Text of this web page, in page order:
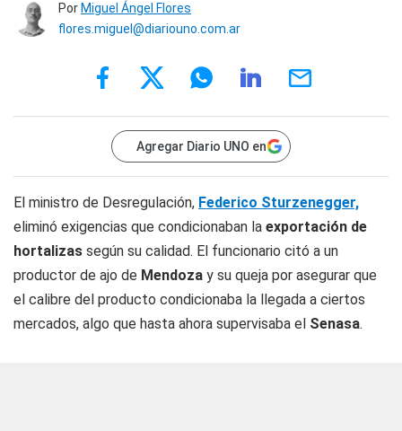
Por Miguel Ángel Flores
flores.miguel@diariouno.com.ar
Agregar Diario UNO en
El ministro de Desregulación, Federico Sturzenegger,
eliminó exigencias que condicionaban la exportación de
hortalizas según su calidad. El funcionario citó a un
productor de ajo de Mendoza y su queja por asegurar que
el calibre del producto condicionaba la llegada a ciertos
mercados, algo que hasta ahora supervisaba el Senasa.